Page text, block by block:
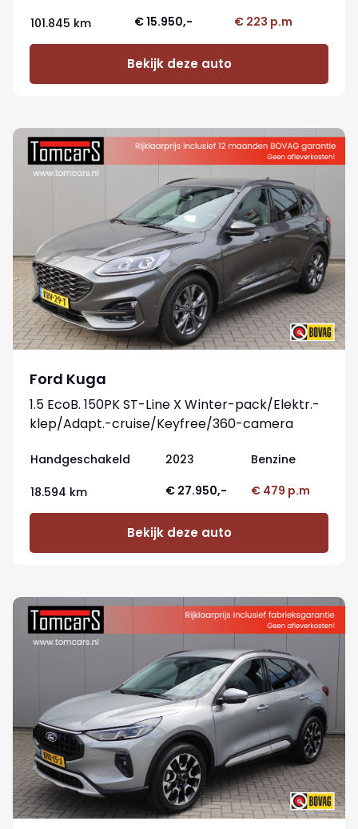
101.845 km € 15.950,- € 223 p.m
Bekijk deze auto
Ford Kuga
1.5 EcoB. 150PK ST-Line X Winter-pack/Elektr.-
klep/Adapt.-cruise/Keyfree/360-camera
Handgeschakeld 2023 Benzine
18.594 km € 27.950,- € 479 p.m
Bekijk deze auto